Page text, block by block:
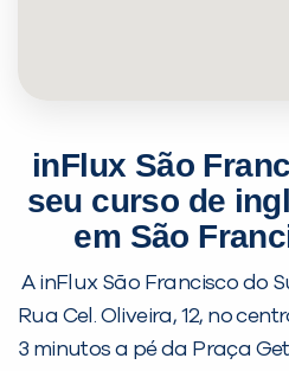
inFlux São
seu curso de
em São
A inFlux São Francisco do
Rua Cel. Oliveira, 12, no
3 minutos a pé da Praça